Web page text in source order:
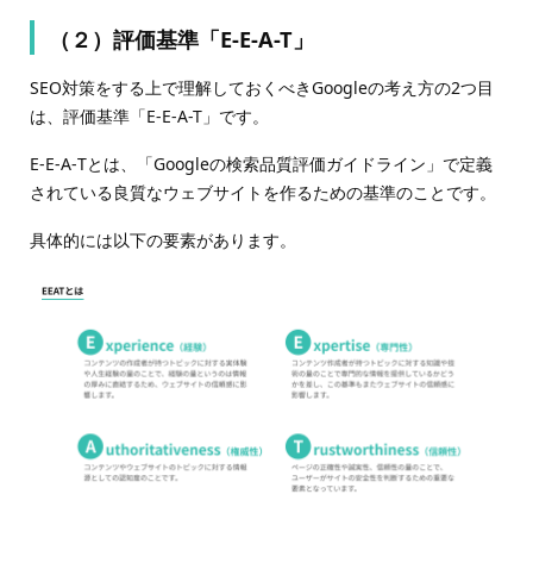
（２）評価基準「E-E-A-T」
SEO対策をする上で理解しておくべきGoogleの考え方の2つ目
は、評価基準「E-E-A-T」です。
E-E‐A‐Tとは、「Googleの検索品質評価ガイドライン」で定義
されている良質なウェブサイトを作るための基準のことです。
具体的には以下の要素があります。